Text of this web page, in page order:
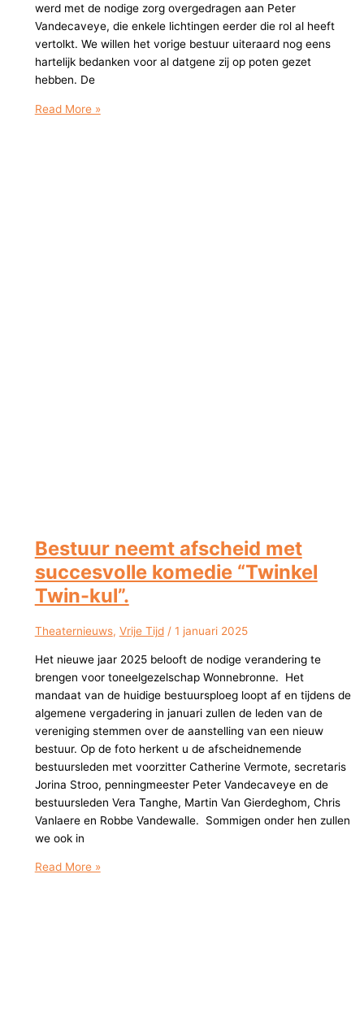
werd met de nodige zorg overgedragen aan Peter
Vandecaveye, die enkele lichtingen eerder die rol al heeft
vertolkt. We willen het vorige bestuur uiteraard nog eens
hartelijk bedanken voor al datgene zij op poten gezet
hebben. De
De
Read More »
Bestuur neemt afscheid met
succesvolle komedie “Twinkel
Twin-kul”.
Theaternieuws, Vrije Tijd/ 1 januari 2025
Het nieuwe jaar 2025 belooft de nodige verandering te
brengen voor toneelgezelschap Wonnebronne. Het
mandaat van de huidige bestuursploeg loopt af en tijdens de
algemene vergadering in januari zullen de leden van de
vereniging stemmen over de aanstelling van een nieuw
bestuur. Op de foto herkent u de afscheidnemende
bestuursleden met voorzitter Catherine Vermote, secretaris
Jorina Stroo, penningmeester Peter Vandecaveye en de
bestuursleden Vera Tanghe, Martin Van Gierdeghom, Chris
Vanlaere en Robbe Vandewalle. Sommigen onder hen zullen
we ook in
Bestuur
Read More »